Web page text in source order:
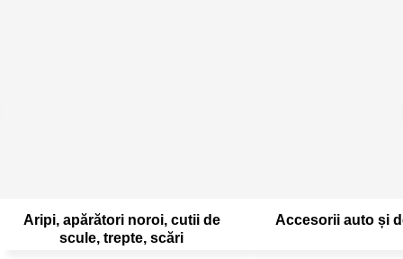
Aripi, apărători noroi, cutii de
scule, trepte, scări
Accesorii auto și